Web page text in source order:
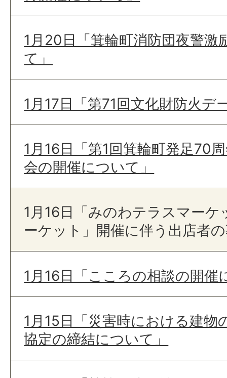
1月20日「箕輪町消防団夜警激
て」
1月17日「第71回文化財防火デ
1月16日「第1回箕輪町発足70
会の開催について」
1月16日「みのわテラスマー
ーケット」開催に伴う出店者
1月16日「こころの相談の開催
1月15日「災害時における建物
協定の締結について」